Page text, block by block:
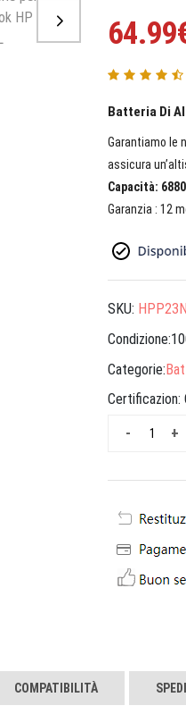
Batteria Di
Garantiamo le
assicura
Capacità:
Garanzia : 12
SKU:
Categorie:
Certificazion:
+
-
COMPATIBILITÀ